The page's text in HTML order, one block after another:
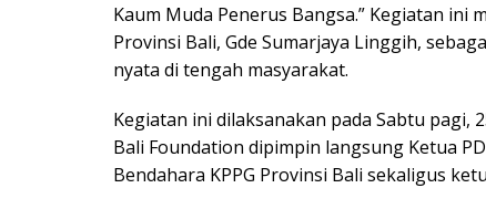
Kaum Muda Penerus Bangsa.” Kegiatan ini
Provinsi Bali, Gde Sumarjaya Linggih,
nyata di tengah masyarakat.
Kegiatan ini dilaksanakan pada Sabtu pagi,
Bali Foundation dipimpin langsung Ketua
Bendahara KPPG Provinsi Bali sekaligus